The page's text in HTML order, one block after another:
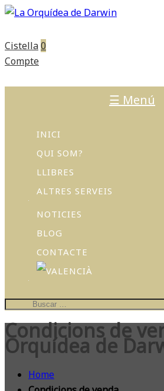
Cistella0
Compte
☰ Menú
INICI
QUI SOM?
LLIBRES
ALTRES SERVEIS
ACTIVITATS
TALLERS
CONTES
PERSONALIZATS
IL·LUSTRA
TEU
COL·LE
NOTICIES
BLOG
CONTACTE
Condicions de
Orquídea de
Home